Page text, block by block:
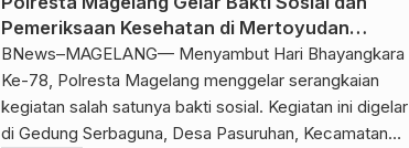
Pemeriksaan Kesehatan di Mertoyudan
Magelang
BNews–MAGELANG— Menyambut Hari Bhayangkara
Ke-78, Polresta Magelang menggelar serangkaian
kegiatan salah satunya bakti sosial. Kegiatan ini digelar
di Gedung Serbaguna, Desa Pasuruhan, Kecamatan